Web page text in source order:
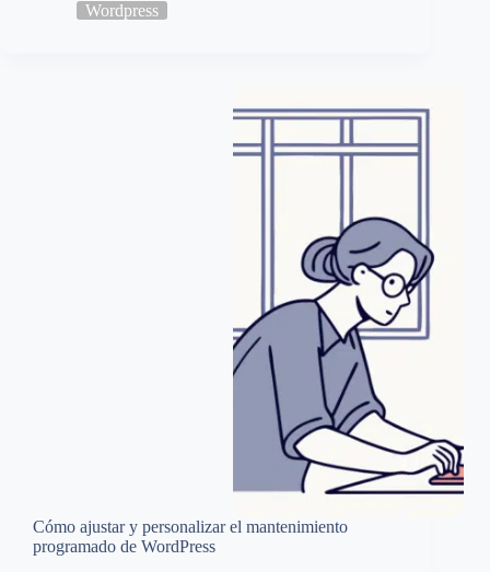
Wordpress
Cómo ajustar y personalizar el mantenimiento
programado de WordPress